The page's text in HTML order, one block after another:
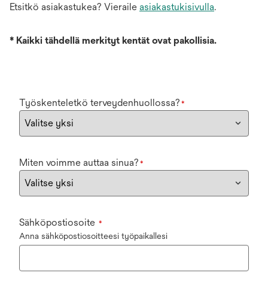
Etsitkö asiakastukea? Vieraile asiakastukisivulla.
* Kaikki tähdellä merkityt kentät ovat pakollisia.
Työskenteletkö terveydenhuollossa? *
Miten voimme auttaa sinua? *
Sähköpostiosoite *
Anna sähköpostiosoitteesi työpaikallesi